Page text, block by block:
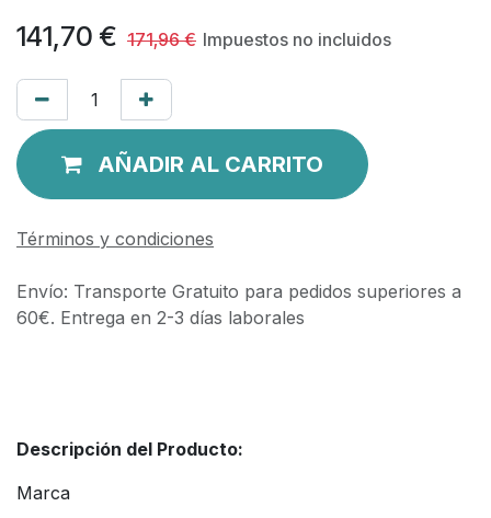
141,70 € 171,96€ Impuestos no incluidos
AÑADIR AL CARRITO
Términos y condiciones
Envío: Transporte Gratuito para pedidos superiores a
60€. Entrega en 2-3 días laborales
Descripción del Producto:
Marca